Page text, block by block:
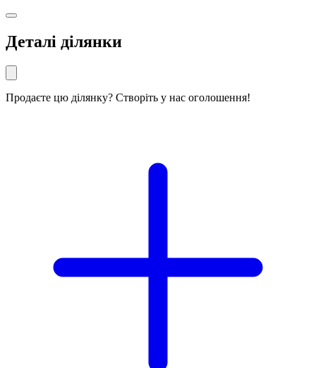
Деталі ділянки
Продаєте цю ділянку? Створіть у нас оголошення!